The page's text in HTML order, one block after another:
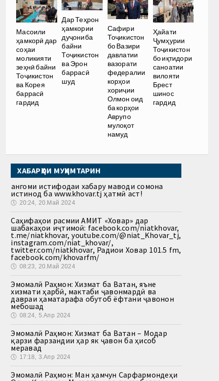
Масоили
ҳамкорӣ дар
соҳаи
моликияти
зеҳнӣ байни
Тоҷикистон
ва Корея
баррасӣ
гардид
Дар Теҳрон
ҳамкории
дуҷониба
байни
Тоҷикистон
ва Эрон
баррасӣ
шуд
Сафири
Тоҷикистон
бо Вазири
давлатии
вазорати
федералии
корҳои
хориҷии
Олмон оид
ба корҳои
Аврупо
мулоқот
намуд
Ҳайати
Ҷумҳурии
Тоҷикистон
бо иқтидори
саноатии
вилояти
Брест
шинос
гардид
ХАБАРҲОИ МУҲИМТАРИН
Ҳангоми истифодаи хабару маводи сомона
истинод ба www.khovar.tj ҳатмӣ аст!
🕔 20:24, 20.Май 2024
Саҳифаҳои расмии АМИТ «Ховар» дар
шабакаҳои иҷтимоӣ: facebook.com/niatkhovar,
t.me/niatkhovar, youtube.com/@niat_Khovar_tj,
instagram.com/niat_khovar/,
twitter.com/niatkhovar, Радиои Ховар 101.5 fm,
facebook.com/khovarfm/
🕔 08:23, 20.Май 2024
Эмомалӣ Раҳмон: Хизмат ба Ватан, яъне
хизмати ҳарбӣ, мактаби ҷавонмардӣ ва
давраи ҳаматарафа обутоб ёфтани ҷавонон
мебошад
🕔 08:24, 5.Апр 2024
Эмомалӣ Раҳмон: Хизмат ба Ватан – Модар
қарзи фарзандии ҳар як ҷавон ба ҳисоб
меравад
🕔 17:18, 3.Апр 2024
Эмомалӣ Раҳмон: Ман ҳамчун Сарфармондеҳи